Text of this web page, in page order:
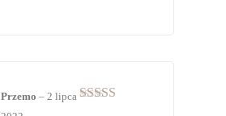
Przemo – 2 lipca